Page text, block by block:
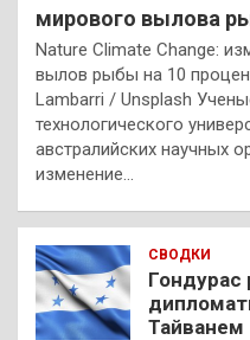
мирового вылова
Nature Climate Change:
вылов рыбы на 10
Lambarri / Unsplash
технологического
австралийских научных
изменение…
СВОДКИ
Гондурас
Тайванем